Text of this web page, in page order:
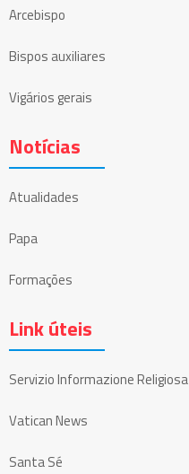
Arcebispo
Bispos auxiliares
Vigários gerais
Notícias
Atualidades
Papa
Formações
Link úteis
Servizio Informazione Religiosa
Vatican News
Santa Sé